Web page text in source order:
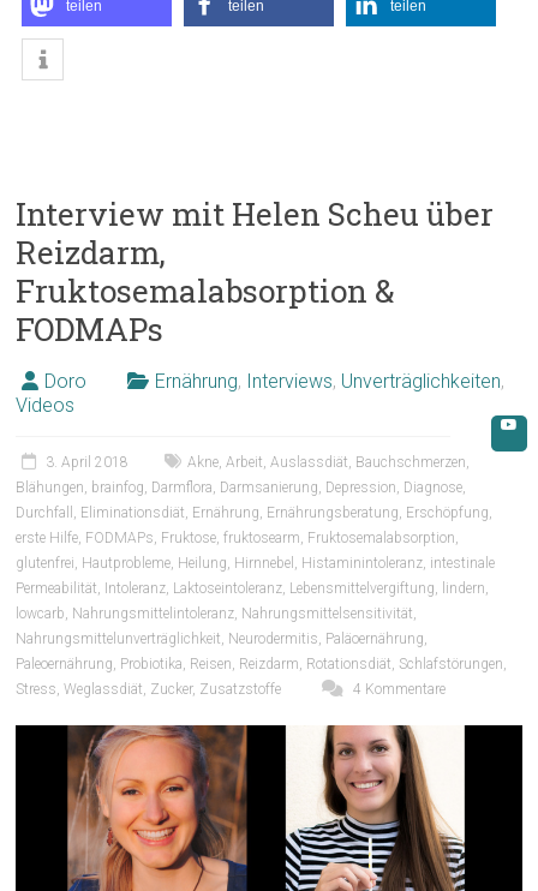
teilen teilen teilen
Interview mit Helen Scheu über
Reizdarm,
Fruktosemalabsorption &
FODMAPs
Doro Ernährung, Interviews, Unverträglichkeiten,
Videos
3. April 2018 Akne ,Arbeit ,Auslassdiät Bauchschmerzen
Blähungen
brainfog Darmflora Darmsanierung Depression Diagnose
Durchfall
Eliminationsdiät Ernährung Ernährungsberatung Erschöpfung
erste Hilfe FODMAPs Fruktose ,fruktosearm Fruktosemalabsorption
glutenfrei Hautprobleme Heilung Hirnnebel Histaminintoleranz intestinale
Permeabilität Intoleranz Laktoseintoleranz Lebensmittelvergiftung lindern
lowcarb Nahrungsmittelintoleranz Nahrungsmittelsensitivität
Nahrungsmittelunverträglichkeit Neurodermitis Paläoernährung
Paleoernährung Probiotika Reisen Reizdarm Rotationsdiät Schlafstörungen
Stress ,Weglassdiät Zucker, Zusatzstoffe 4 Kommentare